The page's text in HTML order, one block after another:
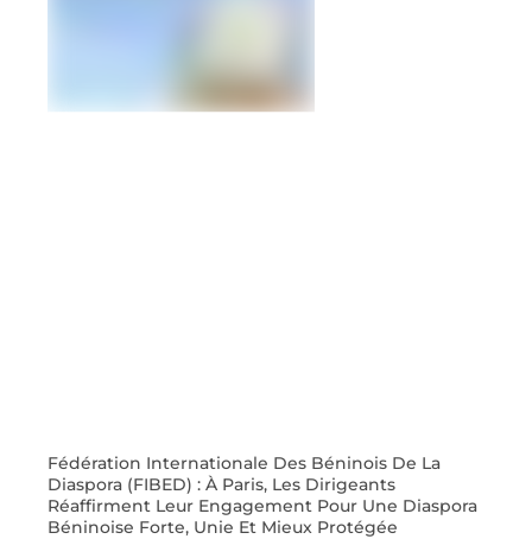
Fédération Internationale Des Béninois De La
Diaspora (FIBED) : À Paris, Les Dirigeants
Réaffirment Leur Engagement Pour Une Diaspora
Béninoise Forte, Unie Et Mieux Protégée